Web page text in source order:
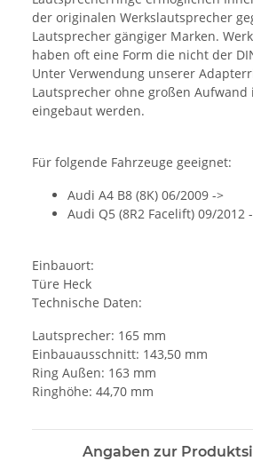
der originalen Werkslautsprecher
Lautsprecher gängiger Marken.
haben oft eine Form die nicht der
Unter Verwendung unserer
Lautsprecher ohne großen Aufwand
eingebaut werden.
Für folgende Fahrzeuge geeignet:
Audi A4 B8 (8K) 06/2009 ->
Audi Q5 (8R2 Facelift) 09/2012
Einbauort:
Türe Heck
Technische Daten:
Lautsprecher: 165 mm
Einbauausschnitt: 143,50 mm
Ring Außen: 163 mm
Ringhöhe: 44,70 mm
Angaben zur